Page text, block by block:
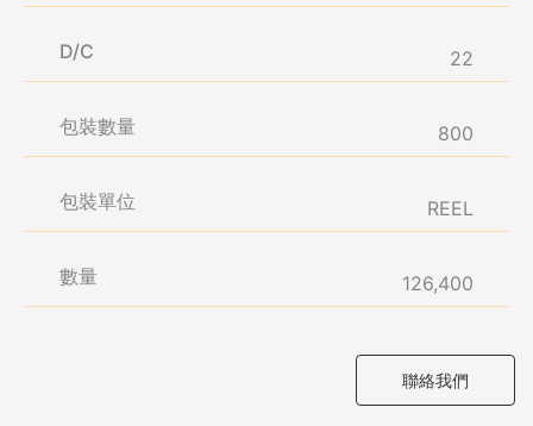
D/C 22
包裝數量 800
包裝單位 REEL
數量 126,400
聯絡我們